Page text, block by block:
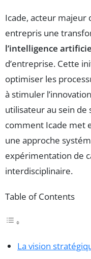
Icade, acteur majeur
entrepris une
l’intelligence
d’entreprise. Cette
optimiser les
à stimuler
utilisateur au sein de
comment Icade met
une approche
expérimentation de
interdisciplinaire.
Table of Contents
La vision